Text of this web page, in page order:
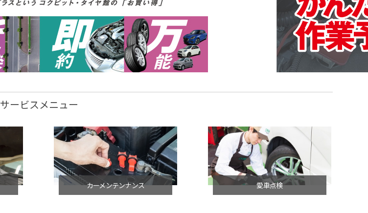
サービスメニュー
カーメンテンナンス 愛車点検